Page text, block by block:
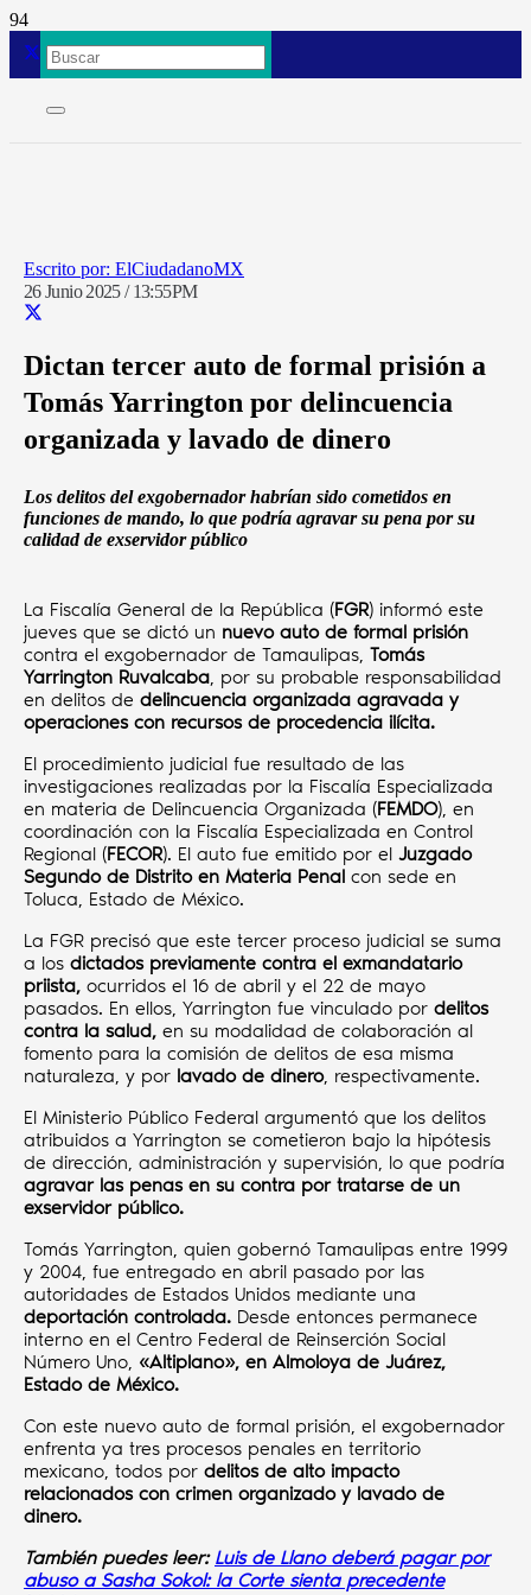
ElCiudadanoMX
26 Junio 2025 / 13:55PM
Dictan tercer auto de formal prisión a
Tomás Yarrington por delincuencia
organizada y lavado de dinero
Los delitos del exgobernador habrían sido cometidos en
funciones de mando, lo que podría agravar su pena por su
calidad de exservidor público
La Fiscalía General de la República (FGR) informó este
jueves que se dictó un nuevo auto de formal prisión
contra el exgobernador de Tamaulipas, Tomás
Yarrington Ruvalcaba, por su probable responsabilidad
en delitos de delincuencia organizada agravada y
operaciones con recursos de procedencia ilícita.
El procedimiento judicial fue resultado de las
investigaciones realizadas por la Fiscalía Especializada
en materia de Delincuencia Organizada (FEMDO), en
coordinación con la Fiscalía Especializada en Control
Regional (FECOR). El auto fue emitido por el Juzgado
Segundo de Distrito en Materia Penal con sede en
Toluca, Estado de México.
La FGR precisó que este tercer proceso judicial se suma
a los dictados previamente contra el exmandatario
priista, ocurridos el 16 de abril y el 22 de mayo
pasados. En ellos, Yarrington fue vinculado por delitos
contra la salud, en su modalidad de colaboración al
fomento para la comisión de delitos de esa misma
naturaleza, y por lavado de dinero, respectivamente.
El Ministerio Público Federal argumentó que los delitos
atribuidos a Yarrington se cometieron bajo la hipótesis
de dirección, administración y supervisión, lo que podría
agravar las penas en su contra por tratarse de un
exservidor público.
Tomás Yarrington, quien gobernó Tamaulipas entre 1999
y 2004, fue entregado en abril pasado por las
autoridades de Estados Unidos mediante una
deportación controlada. Desde entonces permanece
interno en el Centro Federal de Reinserción Social
Número Uno, «Altiplano», en Almoloya de Juárez,
Estado de México.
Con este nuevo auto de formal prisión, el exgobernador
enfrenta ya tres procesos penales en territorio
mexicano, todos por delitos de alto impacto
relacionados con crimen organizado y lavado de
dinero.
También puedes leer: Luis de Llano deberá pagar por
abuso a Sasha Sokol: la Corte sienta precedente